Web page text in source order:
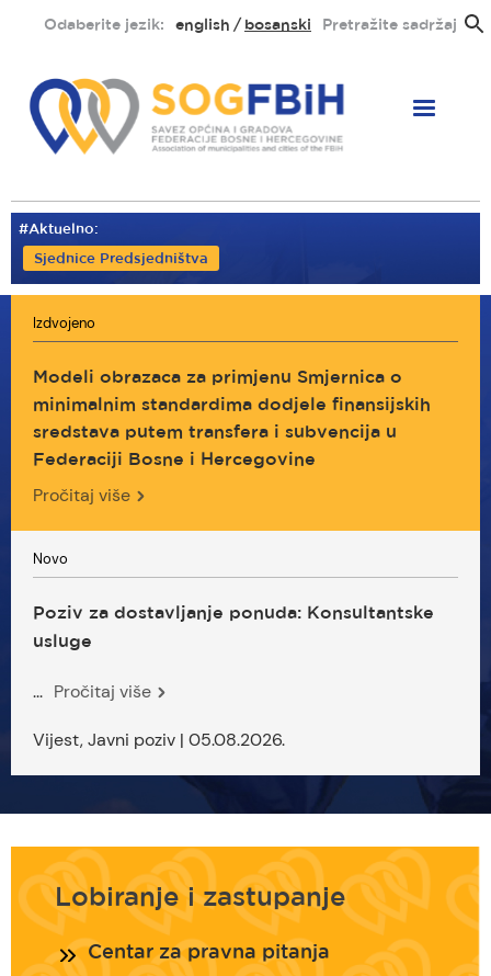
sadržaj
Odaberite jezik: english bosanski Pretražite sadržaj
#Aktuelno:
Sjednice Predsjedništva
Izdvojeno
Modeli obrazaca za primjenu Smjernica o
minimalnim standardima dodjele finansijskih
sredstava putem transfera i subvencija u
Federaciji Bosne i Hercegovine
Pročitaj više
Novo
Poziv za dostavljanje ponuda: Konsultantske
usluge
... Pročitaj više
Vijest, Javni poziv | 05.08.2026.
Lobiranje i zastupanje
Centar za pravna pitanja